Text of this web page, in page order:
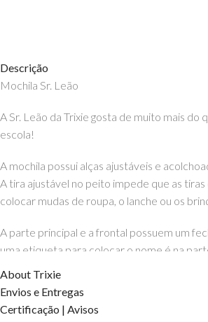
Descrição
Mochila Sr. Leão
A Sr. Leão da Trixie gosta de muito mais
escola!
A mochila possui alças ajustáveis ​​e
A tira ajustável no peito impede que as
colocar mudas de roupa, o lanche ou os
A parte principal e a frontal possuem um
uma etiqueta para colocar o nome é na
Mas atenção quanto mais lavar a mochila
Composicão:
About Trixie
Envios e Entregas
Certificação | Avisos